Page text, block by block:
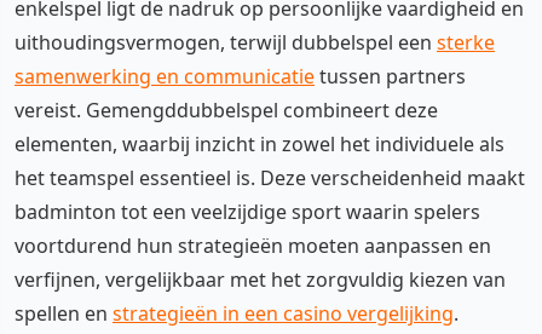
enkelspel ligt de nadruk op persoonlijke vaardigheid en
uithoudingsvermogen, terwijl dubbelspel een sterke
samenwerking en communicatietussen partners
vereist. Gemengddubbelspel combineert deze
elementen, waarbij inzicht in zowel het individuele als
het teamspel essentieel is. Deze verscheidenheid maakt
badminton tot een veelzijdige sport waarin spelers
voortdurend hun strategieën moeten aanpassen en
verfijnen, vergelijkbaar met het zorgvuldig kiezen van
spellen en strategieën in een casino vergelijking.